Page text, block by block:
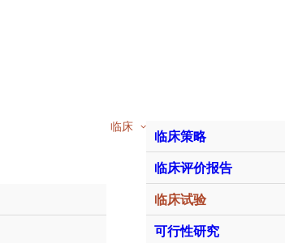
临床
临床策略
临床评价报告
临床试验
可行性研究